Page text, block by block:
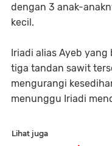
dengan 3 anak-
kecil.
Iriadi alias Ayeb
tiga tandan sawit
mengurangi
menunggu Iriadi
Lihat juga